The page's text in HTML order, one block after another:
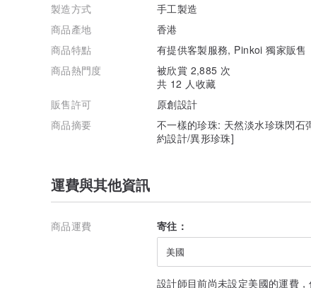
製造方式
手工製造
商品產地
香港
商品特點
有提供客製服務, Pinkoi 獨家販售
商品熱門度
被欣賞 2,885 次
共 12 人收藏
販售許可
原創設計
商品摘要
不一樣的珍珠: 天然淡水珍珠閃
約設計/異形珍珠]
運費與其他資訊
商品運費 寄往：
美國
設計師目前尚未設定美國的運費